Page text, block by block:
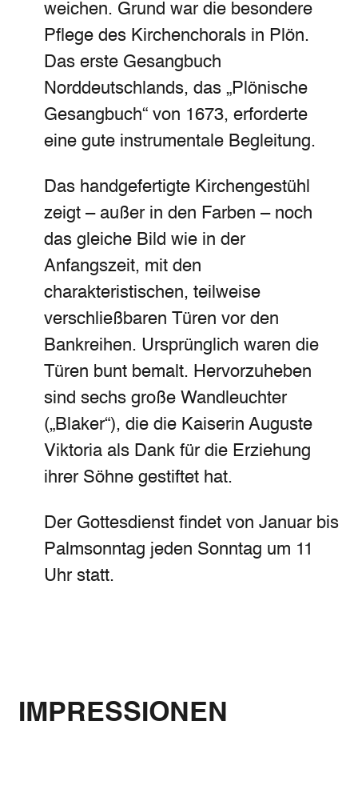
weichen. Grund war die besondere
Pflege des Kirchenchorals in Plön.
Das erste Gesangbuch
Norddeutschlands, das „Plönische
Gesangbuch“ von 1673, erforderte
eine gute instrumentale Begleitung.
Das handgefertigte Kirchengestühl
zeigt – außer in den Farben – noch
das gleiche Bild wie in der
Anfangszeit, mit den
charakteristischen, teilweise
verschließbaren Türen vor den
Bankreihen. Ursprünglich waren die
Türen bunt bemalt. Hervorzuheben
sind sechs große Wandleuchter
(„Blaker“), die die Kaiserin Auguste
Viktoria als Dank für die Erziehung
ihrer Söhne gestiftet hat.
Der Gottesdienst findet von Januar bis
Palmsonntag jeden Sonntag um 11
Uhr statt.
IMPRESSIONEN